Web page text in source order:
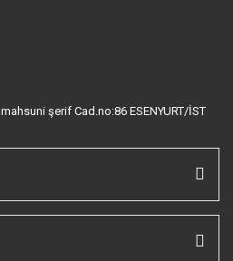
şerif Cad.no:86 ESENYURT/İST